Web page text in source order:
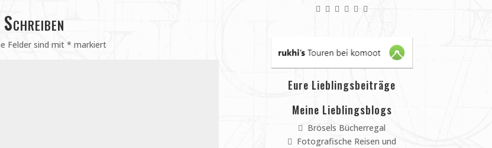
Felder sind mit* markiert
Eure Lieblingsbeiträge
Meine Lieblingsblogs
Brösels Bücherregal
Fotografische Reisen und